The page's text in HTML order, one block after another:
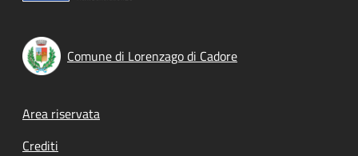
Comune di Lorenzago di Cadore
Footer menu
Area riservata
Crediti